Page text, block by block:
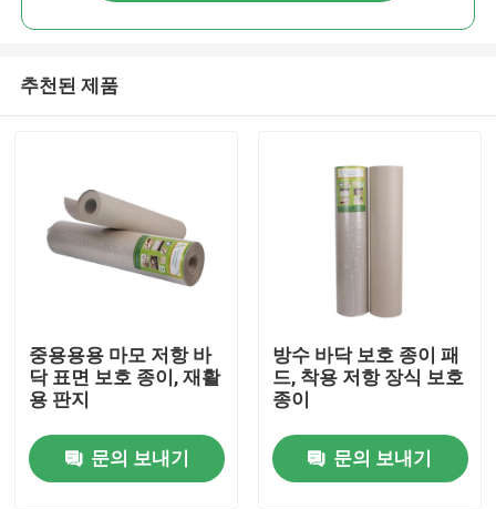
추천된 제품
중용용용 마모 저항 바
닥 표면 보호 종이, 재활
용 판지
문의 보내기
방수 바닥 보호 종이 패
드, 착용 저항 장식 보호
종이
문의 보내기